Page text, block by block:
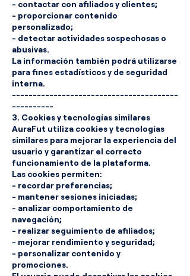
- contactar con afiliados y clientes;
- proporcionar contenido
personalizado;
- detectar actividades sospechosas o
abusivas.
La información también podrá utilizarse
para fines estadísticos y de seguridad
interna.
----------------------------------------
----------
3. Cookies y tecnologías similares
AuraFut utiliza cookies y tecnologías
similares para mejorar la experiencia del
usuario y garantizar el correcto
funcionamiento de la plataforma.
Las cookies permiten:
- recordar preferencias;
- mantener sesiones iniciadas;
- analizar comportamiento de
navegación;
- realizar seguimiento de afiliados;
- mejorar rendimiento y seguridad;
- personalizar contenido y
promociones.